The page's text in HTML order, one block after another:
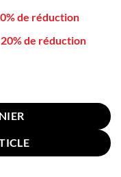
de réduction
20% de réduction
Gris Foncé 58cm